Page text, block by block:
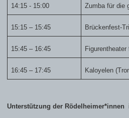
14:15 - 15:00 Zumba für die
15:15 – 15:45 Brückenfest-
15:45 – 16:45 Figurentheater
16:45 – 17:45 Kaloyelen
Unterstützung der Rödelheimer*innen